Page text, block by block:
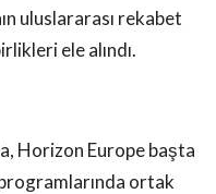
uluslararası rekabet
ele alındı.
Horizon Europe başta
ortak